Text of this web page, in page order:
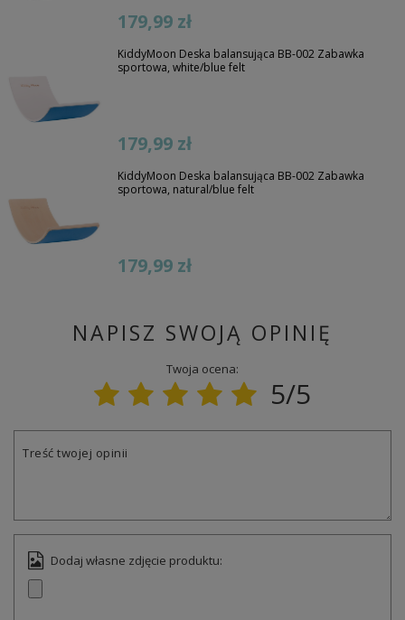
179,99 zł
KiddyMoon Deska balansująca BB-002 Zabawka
sportowa, white/blue felt
179,99 zł
KiddyMoon Deska balansująca BB-002 Zabawka
sportowa, natural/blue felt
179,99 zł
NAPISZ SWOJĄ OPINIĘ
Twoja ocena:
5/5
Treść twojej opinii
Dodaj własne zdjęcie produktu: